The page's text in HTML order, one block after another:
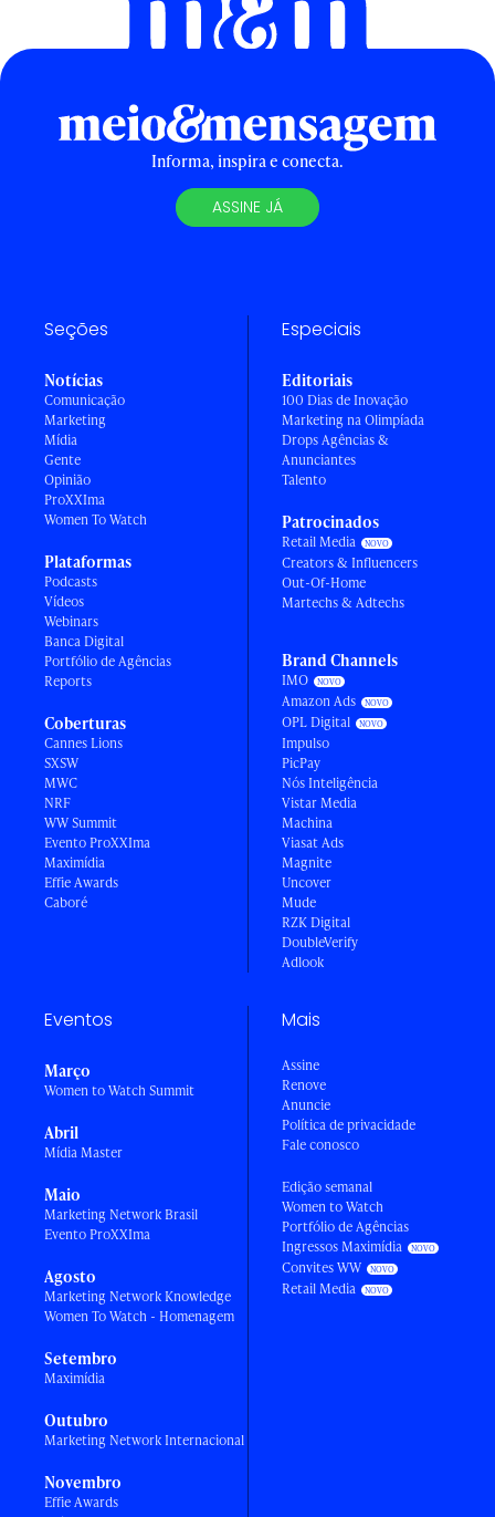
Informa, inspira e conecta.
ASSINE JÁ
Seções
Notícias
Comunicação
Marketing
Mídia
Gente
Opinião
ProXXIma
Women To Watch
Plataformas
Podcasts
Vídeos
Webinars
Banca Digital
Portfólio de Agências
Reports
Coberturas
Cannes Lions
SXSW
MWC
NRF
WW Summit
Evento ProXXIma
Maximídia
Effie Awards
Caboré
Especiais
Editoriais
100 Dias de Inovação
Marketing na Olimpíada
Drops Agências &
Anunciantes
Talento
Patrocinados
Retail Media
Creators & Influencers
Out-Of-Home
Martechs & Adtechs
Brand Channels
IMO
Amazon Ads
OPL Digital
Impulso
PicPay
Nós Inteligência
Vistar Media
Machina
Viasat Ads
Magnite
Uncover
Mude
RZK Digital
DoubleVerify
Adlook
Eventos
Março
Women to Watch Summit
Abril
Mídia Master
Maio
Marketing Network Brasil
Evento ProXXIma
Agosto
Marketing Network Knowledge
Women To Watch - Homenagem
Setembro
Maximídia
Outubro
Marketing Network Internacional
Novembro
Effie Awards
Mais
Assine
Renove
Anuncie
Política de privacidade
Fale conosco
Edição semanal
Women to Watch
Portfólio de Agências
Ingressos Maximídia
Convites WW
Retail Media